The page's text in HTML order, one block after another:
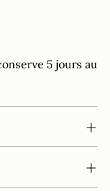
5 jours au